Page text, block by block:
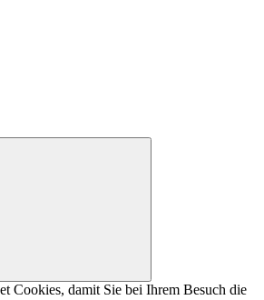
Cookies, damit Sie bei Ihrem Besuch die